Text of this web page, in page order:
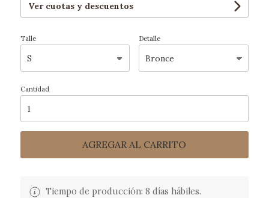
Ver cuotas y descuentos
Talle Detalle
Cantidad
AGREGAR AL CARRITO
Tiempo de producción: 8 días hábiles.